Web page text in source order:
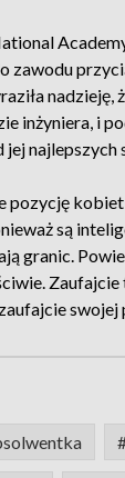
zawodu
nadzieję,
inżyniera, i
jej najlepszych
pozycję
są
granic.
swojej